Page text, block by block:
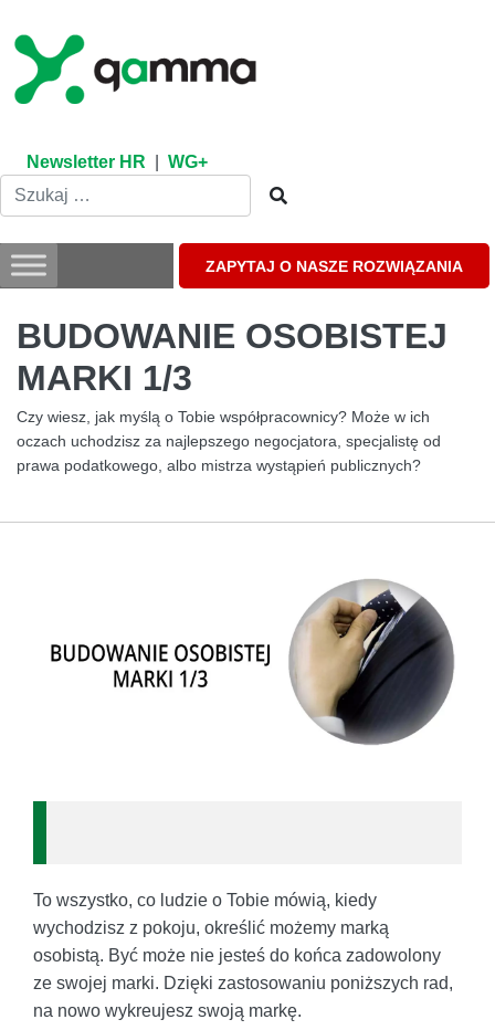
content
Newsletter HR WG+
ZAPYTAJ O NASZE ROZWIĄZANIA
BUDOWANIE OSOBISTEJ
MARKI 1/3
Czy wiesz, jak myślą o Tobie współpracownicy? Może w ich
oczach uchodzisz za najlepszego negocjatora, specjalistę od
prawa podatkowego, albo mistrza wystąpień publicznych?
To wszystko, co ludzie o Tobie mówią, kiedy
wychodzisz z pokoju, określić możemy marką
osobistą. Być może nie jesteś do końca zadowolony
ze swojej marki. Dzięki zastosowaniu poniższych rad,
na nowo wykreujesz swoją markę.